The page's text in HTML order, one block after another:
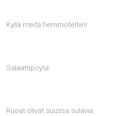
Kyllä meitä hemmoteltiin!
Salaattipöytä
Ruoat olivat suussa sulavia.